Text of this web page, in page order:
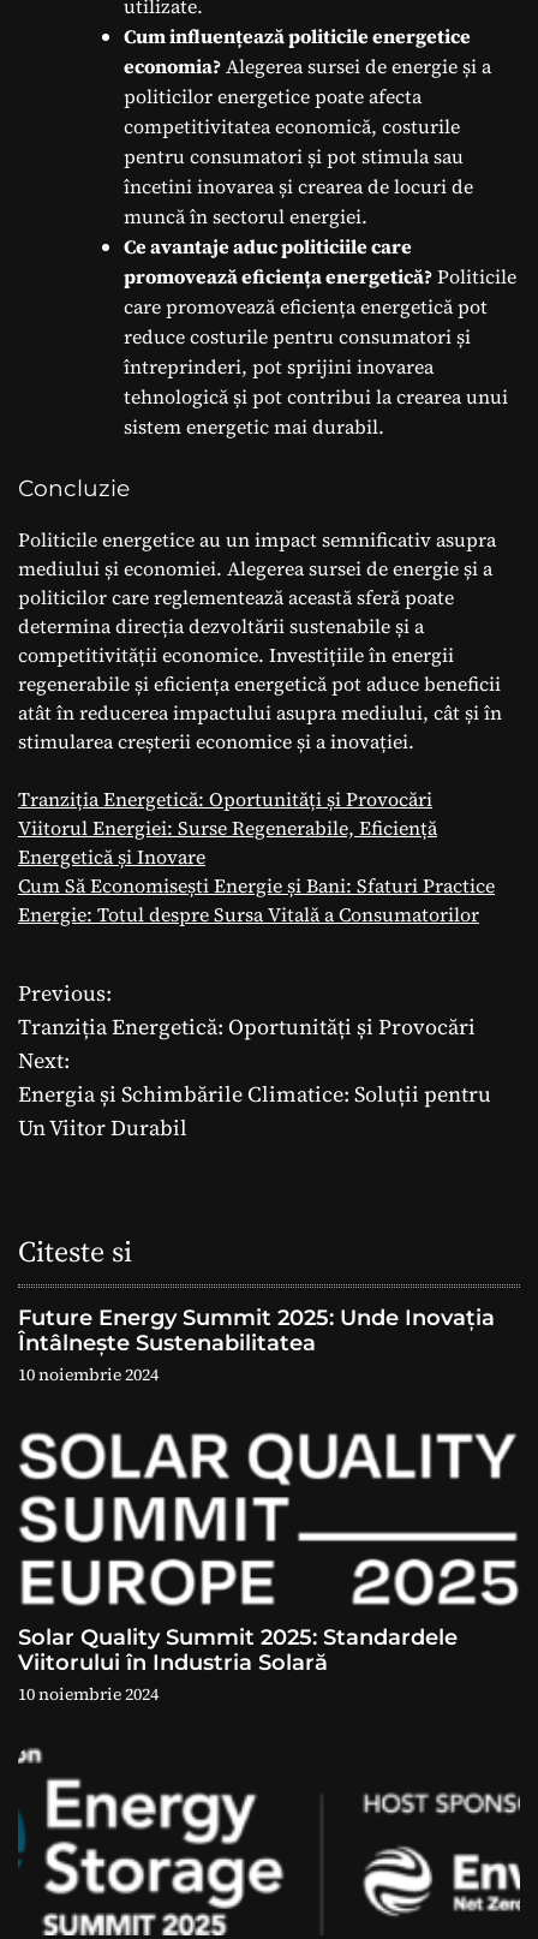
utilizate.
Cum influențează politicile energetice
economia?Alegerea sursei de energie și a
politicilor energetice poate afecta
competitivitatea economică, costurile
pentru consumatori și pot stimula sau
încetini inovarea și crearea de locuri de
muncă în sectorul energiei.
Ce avantaje aduc politiciile care
promovează eficiența energetică?Politicile
care promovează eficiența energetică pot
reduce costurile pentru consumatori și
întreprinderi, pot sprijini inovarea
tehnologică și pot contribui la crearea unui
sistem energetic mai durabil.
Concluzie
Politicile energetice au un impact semnificativ asupra
mediului și economiei. Alegerea sursei de energie și a
politicilor care reglementează această sferă poate
determina direcția dezvoltării sustenabile și a
competitivității economice. Investițiile în energii
regenerabile și eficiența energetică pot aduce beneficii
atât în reducerea impactului asupra mediului, cât și în
stimularea creșterii economice și a inovației.
Tranziția Energetică: Oportunități și Provocări
Viitorul Energiei: Surse Regenerabile, Eficiență
Energetică și Inovare
Cum Să Economisești Energie și Bani: Sfaturi Practice
Energie: Totul despre Sursa Vitală a Consumatorilor
N
a
v
a
r
e
n
a
r
t
i
o
l
e
Previous:
Tranziția Energetică: Oportunități și Provocări
Next:
Energia și Schimbările Climatice: Soluții pentru
Un Viitor Durabil
Citeste si
Future Energy Summit 2025: Unde Inovația
Întâlnește Sustenabilitatea
10 noiembrie 2024
Solar Quality Summit 2025: Standardele
Viitorului în Industria Solară
10 noiembrie 2024